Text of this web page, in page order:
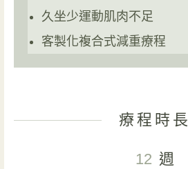
久坐少運動肌肉不足
客製化複合式減重療程
療程時長
12 週